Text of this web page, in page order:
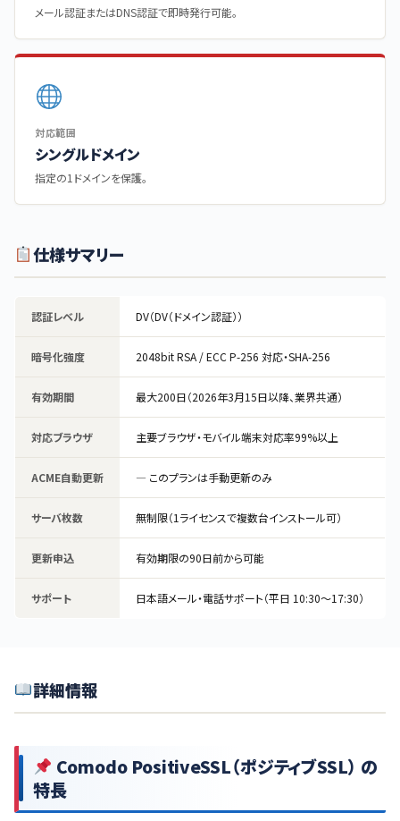
メール認証またはDNS認証で即時発行可能。
対応範囲
シングルドメイン
指定の1ドメインを保護。
仕様サマリー
認証レベル DV（DV（ドメイン認証））
暗号化強度 2048bit RSA / ECC P-256 対応・SHA-256
有効期間 最大200日（2026年3月15日以降、業界共通）
対応ブラウザ 主要ブラウザ・モバイル端末対応率99%以上
ACME自動更新 — このプランは手動更新のみ
サーバ枚数 無制限（1ライセンスで複数台インストール可）
更新申込 有効期限の90日前から可能
サポート 日本語メール・電話サポート（平日 10:30〜17:30）
詳細情報
Comodo PositiveSSL（ポジティブSSL） の
特長